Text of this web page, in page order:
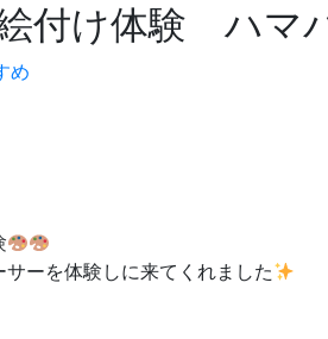
付け体験 ハマ
め
ーを体験しに来てくれました